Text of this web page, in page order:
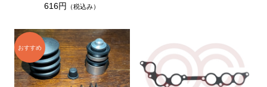
ラベル
エアコン ヒーター関係
スープラ GA70 GA70H MA70 JZA70
エンジンパーツ 7M-GTEU MA70
616円 （税込み）